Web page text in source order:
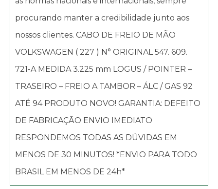
procurando manter a credibilidade junto aos
nossos clientes. CABO DE FREIO DE MÃO
VOLKSWAGEN ( 227 ) N° ORIGINAL 547. 609.
721-A MEDIDA 3.225 mm LOGUS / POINTER –
TRASEIRO – FREIO A TAMBOR – ÁLC / GAS 92
ATÉ 94 PRODUTO NOVO! GARANTIA: DEFEITO
DE FABRICAÇÃO ENVIO IMEDIATO
RESPONDEMOS TODAS AS DÚVIDAS EM
MENOS DE 30 MINUTOS! *ENVIO PARA TODO
BRASIL EM MENOS DE 24h*